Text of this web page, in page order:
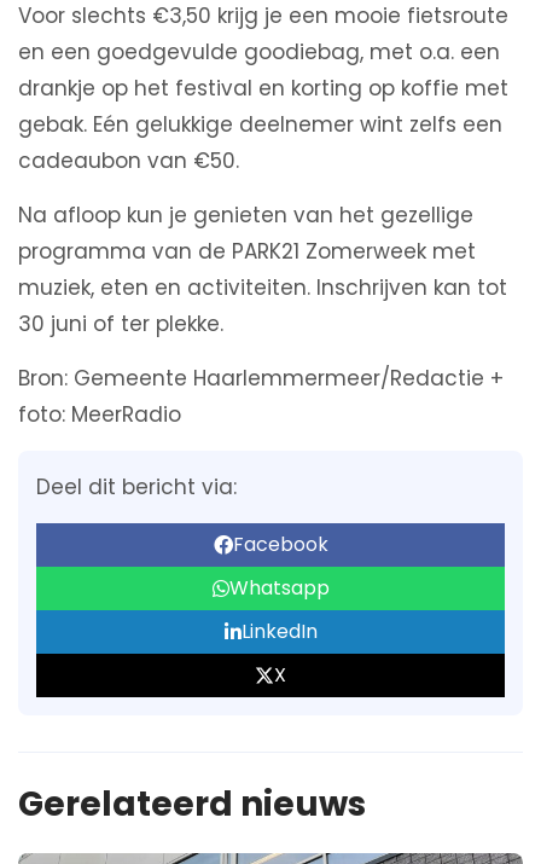
Voor slechts €3,50 krijg je een mooie fietsroute
en een goedgevulde goodiebag, met o.a. een
drankje op het festival en korting op koffie met
gebak. Eén gelukkige deelnemer wint zelfs een
cadeaubon van €50.
Na afloop kun je genieten van het gezellige
programma van de PARK21 Zomerweek met
muziek, eten en activiteiten. Inschrijven kan tot
30 juni of ter plekke.
Bron: Gemeente Haarlemmermeer/Redactie +
foto: MeerRadio
Deel dit bericht via:
Facebook
Whatsapp
LinkedIn
X
Gerelateerd nieuws